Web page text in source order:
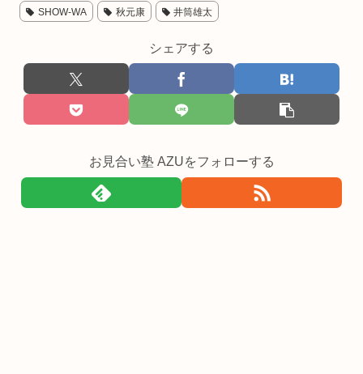
SHOW-WA 秋元康 井筒雄太
シェアする
お見合い塾 AZUをフォローする